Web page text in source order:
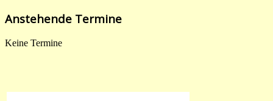
Anstehende Termine
Keine Termine